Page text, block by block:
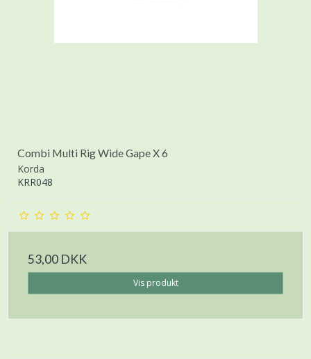
Combi Multi Rig Wide Gape X 6
Korda
KRR048
53,00 DKK
Vis produkt